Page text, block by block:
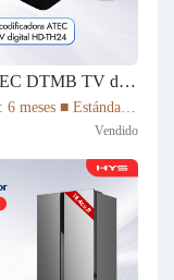
Cajita ATEC DTMB TV digital HD-TH24
■ Garantía: 6 meses ■ Estándar DTMB ■ El rendimiento del sistema es más robusto. ■ Mayor capacidad de información. ■ Mejor rendimiento móvil. ■ El rendimiento de la cobertura de transmisión es mejor.
Vendido